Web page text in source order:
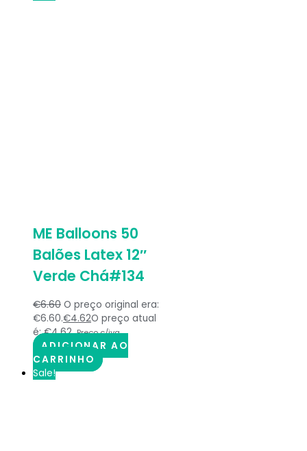
ME Balloons 50
Balões Latex 12″
Verde Chá#134
€6.60 O preço original era:
€6.60.€4.62O preço atual
é: €4.62. Preço c/iva
ADICIONAR AO
CARRINHO
Sale!